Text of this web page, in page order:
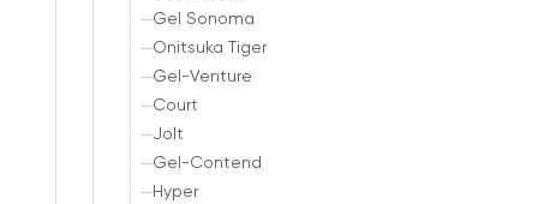
Gel Sonoma
Onitsuka Tiger
Gel-Venture
Court
Jolt
Gel-Contend
Hyper